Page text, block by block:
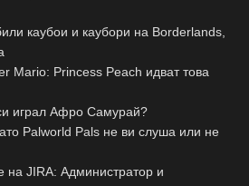
каубои и каубори на Borderlands,
Mario: Princess Peach идват това
играл Афро Самурай?
Palworld Pals не ви слуша или не
на JIRA: Администратор и